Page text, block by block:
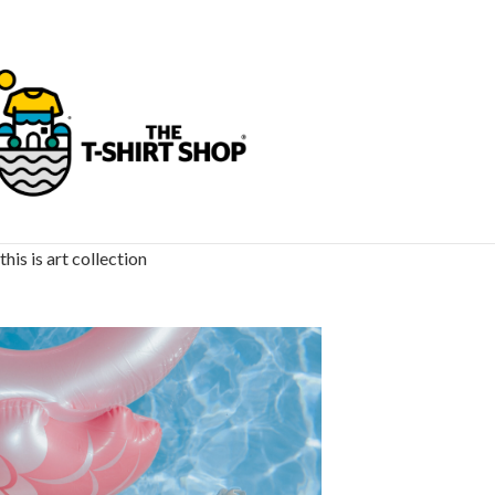
this is art collection